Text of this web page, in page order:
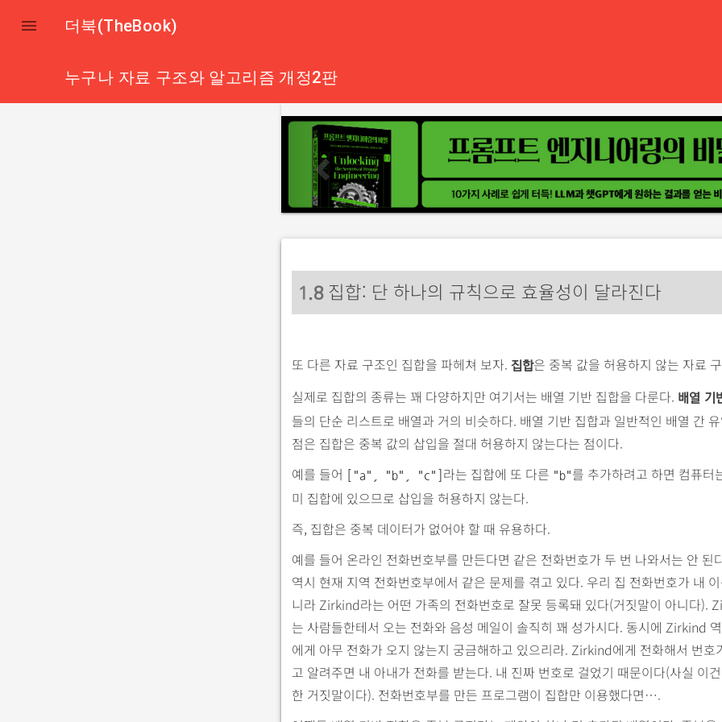
 더북(TheBook)
누구나 자료 구조와 알고리즘 개정2판
p
r
e
i
o
s
1 .8집합: 단 하나의 규칙으로 효율성이 달라진다
또 다른 자료 구조인 집합을 파헤쳐 보자. 집합은 중복 값을 허용하지 않는 자료
실제로 집합의 종류는 꽤 다양하지만 여기서는 배열 기반 집합을 다룬다. 배열 기
들의 단순 리스트로 배열과 거의 비슷하다. 배열 기반 집합과 일반적인 배열 간
점은 집합은 중복 값의 삽입을 절대 허용하지 않는다는 점이다.
예를 들어
["a", "b", "c"] 라는 집합에 또 다른 "b"를 추가하려고 하면 컴퓨터
미 집합에 있으므로 삽입을 허용하지 않는다.
즉, 집합은 중복 데이터가 없어야 할 때 유용하다.
예를 들어 온라인 전화번호부를 만든다면 같은 전화번호가 두 번 나와서는 안 된
역시 현재 지역 전화번호부에서 같은 문제를 겪고 있다. 우리 집 전화번호가 내
니라 Zirkind라는 어떤 가족의 전화번호로 잘못 등록돼 있다(거짓말이 아니다).
는 사람들한테서 오는 전화와 음성 메일이 솔직히 꽤 성가시다. 동시에 Zirkind
에게 아무 전화가 오지 않는지 궁금해하고 있으리라. Zirkind에게 전화해서 번호
고 알려주면 내 아내가 전화를 받는다. 내 진짜 번호로 걸었기 때문이다(사실 이
한 거짓말이다). 전화번호부를 만든 프로그램이 집합만 이용했다면….